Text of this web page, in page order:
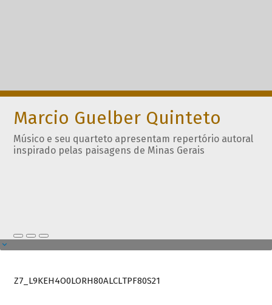
Marcio Guelber Quinteto
Músico e seu quarteto apresentam repertório autoral
inspirado pelas paisagens de Minas Gerais
Z7_L9KEH4O0LORH80ALCLTPF80S21